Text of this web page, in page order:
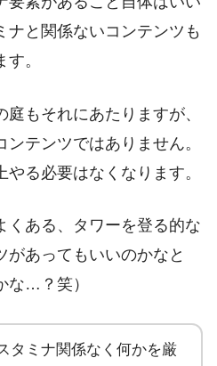
ナと関係ないコンテンツも
。
もそれにあたりますが、
テンツではありません。
る必要はなくなります。
くある、タワーを登る的な
があってもいいのかなと
な…？笑）
タミナ関係なく何かを厳